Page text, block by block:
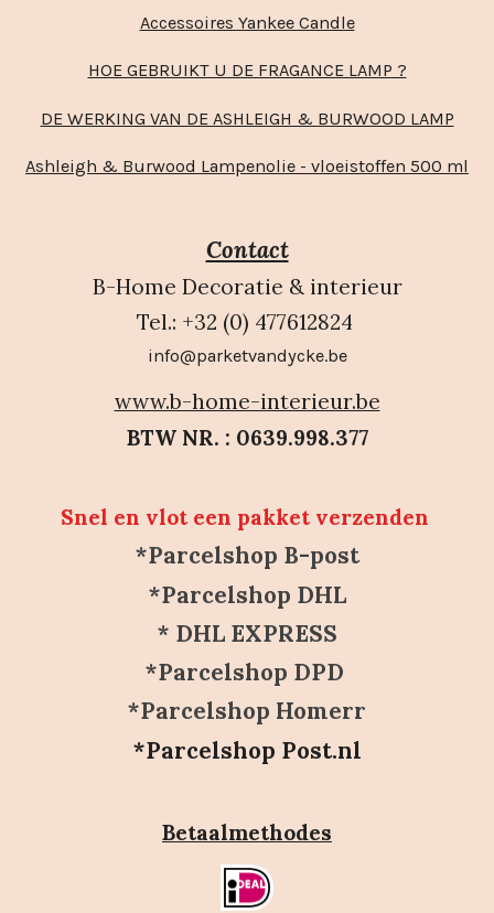
Accessoires Yankee Candle
HOE GEBRUIKT U DE FRAGANCE LAMP ?
DE WERKING VAN DE ASHLEIGH & BURWOOD LAMP
Ashleigh & Burwood Lampenolie - vloeistoffen 500 ml
Contact
B-Home Decoratie & interieur
Tel.: +32 (0) 477612824
info@parketvandycke.be
www.b-home-interieur.be
BTW NR. : 0639.998.377
Snel en vlot een pakket verzenden
*Parcelshop B-post
*Parcelshop DHL
* DHL EXPRESS
*Parcelshop DPD
*Parcelshop Homerr
*Parcelshop Post.nl
Betaalmethodes